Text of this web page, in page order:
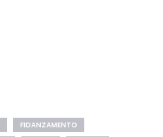
FIDANZAMENTO